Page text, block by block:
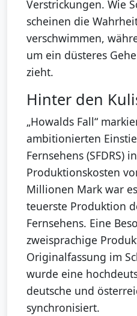
Verstrickungen. Wie
scheinen die
verschwimmen,
um ein düsteres
zieht.
Hinter den
„Howalds Fall“
ambitionierten
Fernsehens (SFDRS)
Produktionskosten
Millionen Mark war
teuerste Produktion
Fernsehens. Eine
zweisprachige
Originalfassung im
wurde eine
deutsche und
synchronisiert.